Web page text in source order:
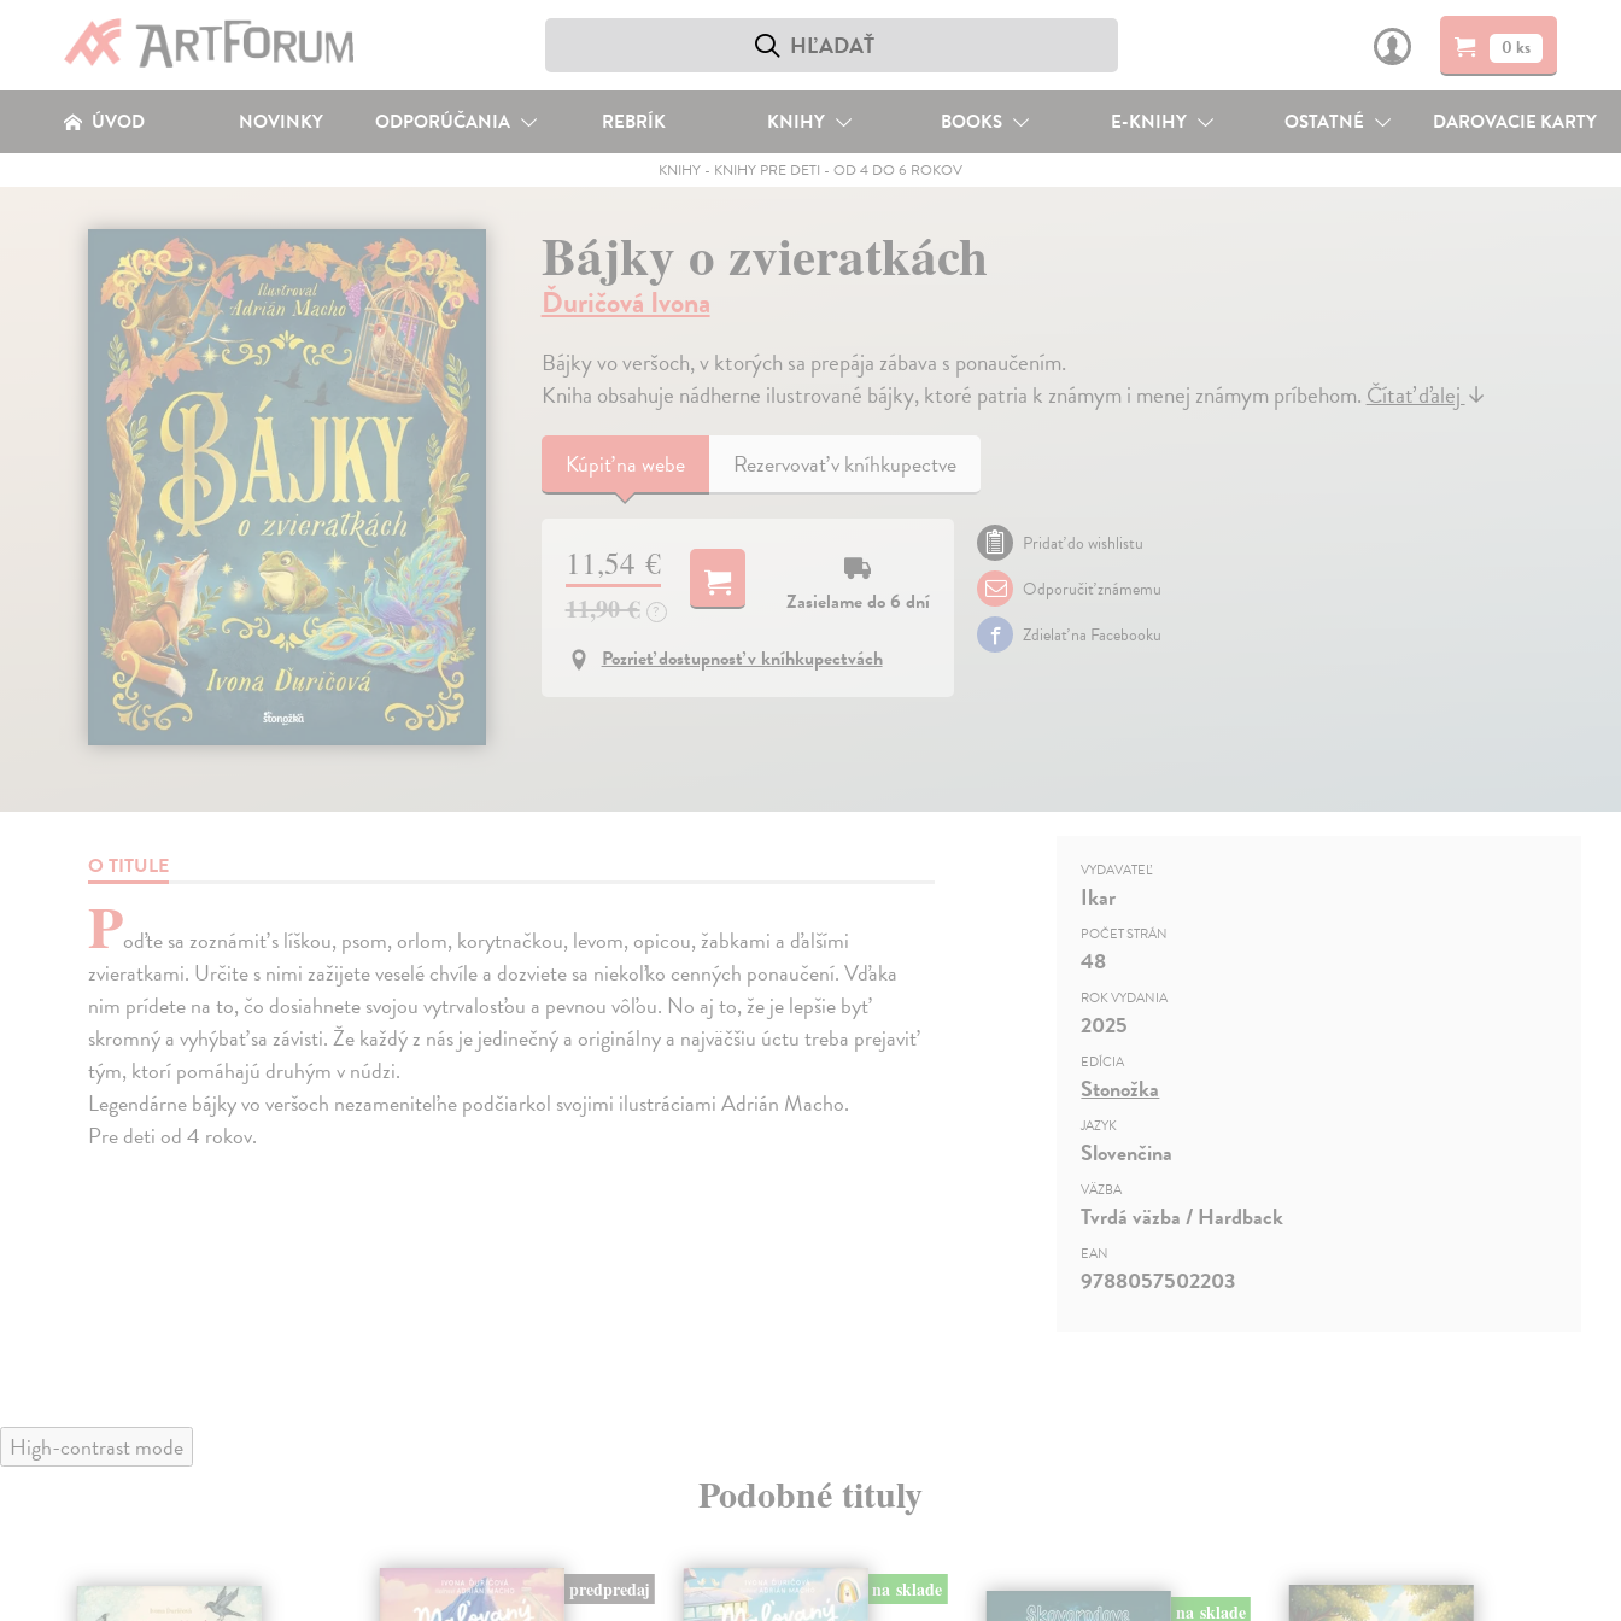
0 ks
ÚVOD NOVINKY ODPORÚČANIA REBRÍK KNIHY BOOKS E-KNIHY OSTATNÉ DAROVACIE KARTY
KNIHY- KNIHY PRE DETI - OD 4 DO 6 ROKOV
Bájky o zvieratkách
Ďuričová Ivona
Bájky vo veršoch, v ktorých sa prepája zábava s ponaučením.
Kniha obsahuje nádherne ilustrované bájky, ktoré patria k známym i menej známym príbehom.Čítať ďalej↓
Kúpiťna webe Rezervovať v kníhkupectve
11,54 €
11,90 € ?
Zasielame do 6 dní
Pozrieť dostupnosť v kníhkupectvách
Pridať do wishlistu
Odporučiť známemu
Zdielať na Facebooku
O TITULE
Poďte sa zoznámiť s líškou, psom, orlom, korytnačkou, levom, opicou, žabkami a ďalšími
zvieratkami. Určite s nimi zažijete veselé chvíle a dozviete sa niekoľko cenných ponaučení. Vďaka
nim prídete na to, čo dosiahnete svojou vytrvalosťou a pevnou vôľou. No aj to, že je lepšie byť
skromný a vyhýbať sa závisti. Že každý z nás je jedinečný a originálny a najväčšiu úctu treba prejaviť
tým, ktorí pomáhajú druhým v núdzi.
Legendárne bájky vo veršoch nezameniteľne podčiarkol svojimi ilustráciami Adrián Macho.
Pre deti od 4 rokov.
VYDAVATEĽ
Ikar
POČET STRÁN
48
ROK VYDANIA
2025
EDÍCIA
Stonožka
JAZYK
Slovenčina
VÄZBA
Tvrdá väzba / Hardback
EAN
9788057502203
High-contrast mode
Podobné tituly
predpredaj na sklade
na sklade